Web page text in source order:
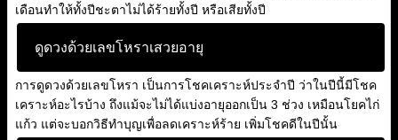
เดือนทำให้ทั้งปีชะตาไม่ได้ร้ายทั้งปี หรือเสียทั้งปี
ดูดวงด้วยเลขโหราเสวยอายุ
การดูดวงด้วยเลขโหรา เป็นการโชคเคราะห์ประจำปี ว่าในปีนี้มีโชค
เคราะห์อะไรบ้าง ถึงแม้จะไม่ได้แบ่งอายุออกเป็น 3 ช่วง เหมือนโยคไก่
แก้ว แต่จะบอกวิธีทำบุญเพื่อลดเคราะห์ร้าย เพิ่มโชคดีในปีนั้น